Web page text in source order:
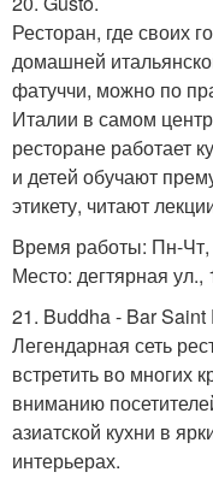
Ресторан, где своих
домашней
фатуччи, можно по
Италии в самом
ресторане работает
и детей обучают
этикету, читают
Время работы: Пн-Чт,
Место: дегтярная ул.,
21. Buddha - Bar Saint
Легендарная сеть
встретить во многих
вниманию
азиатской кухни в
интерьерах.